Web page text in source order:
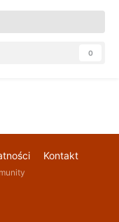
0
Kontakt